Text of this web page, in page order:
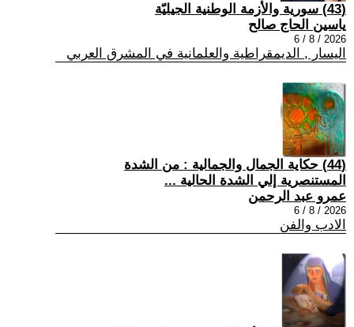
(43) سورية والأزمة الوطنية الجيليّة
ياسين الحاج صالح
2026 / 8 / 6
اليسار , الديمقراطية والعلمانية في المشرق العربي
(44) حكاية الجمال والجمالية : من الشدة
المستنصرية إلي الشدة الحالية ...
عمرو عبد الرحمن
2026 / 8 / 6
الادب والفن